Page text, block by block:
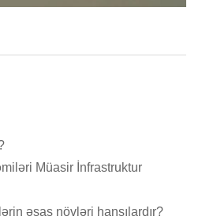
Müasir İnfrastruktur
əsas növləri hansılardır?